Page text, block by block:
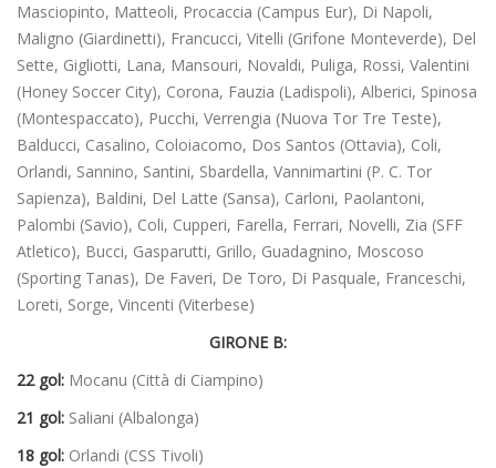
Masciopinto, Matteoli, Procaccia (Campus Eur), Di Napoli,
Maligno (Giardinetti), Francucci, Vitelli (Grifone Monteverde), Del
Sette, Gigliotti, Lana, Mansouri, Novaldi, Puliga, Rossi, Valentini
(Honey Soccer City), Corona, Fauzia (Ladispoli), Alberici, Spinosa
(Montespaccato), Pucchi, Verrengia (Nuova Tor Tre Teste),
Balducci, Casalino, Coloiacomo, Dos Santos (Ottavia), Coli,
Orlandi, Sannino, Santini, Sbardella, Vannimartini (P. C. Tor
Sapienza), Baldini, Del Latte (Sansa), Carloni, Paolantoni,
Palombi (Savio), Coli, Cupperi, Farella, Ferrari, Novelli, Zia (SFF
Atletico), Bucci, Gasparutti, Grillo, Guadagnino, Moscoso
(Sporting Tanas), De Faveri, De Toro, Di Pasquale, Franceschi,
Loreti, Sorge, Vincenti (Viterbese)
GIRONE B:
22 gol: Mocanu (Città di Ciampino)
21 gol: Saliani (Albalonga)
18 gol: Orlandi (CSS Tivoli)